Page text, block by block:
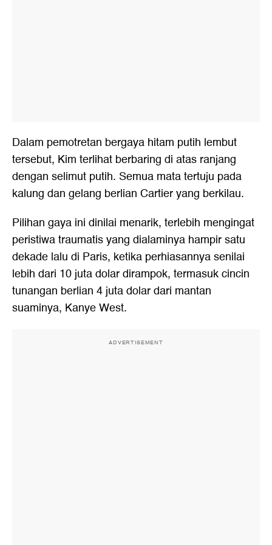
Dalam pemotretan bergaya hitam putih lembut
tersebut, Kim terlihat berbaring di atas ranjang
dengan selimut putih. Semua mata tertuju pada
kalung dan gelang berlian Cartier yang berkilau.
Pilihan gaya ini dinilai menarik, terlebih mengingat
peristiwa traumatis yang dialaminya hampir satu
dekade lalu di Paris, ketika perhiasannya senilai
lebih dari 10 juta dolar dirampok, termasuk cincin
tunangan berlian 4 juta dolar dari mantan
suaminya, Kanye West.
ADVERTISEMENT